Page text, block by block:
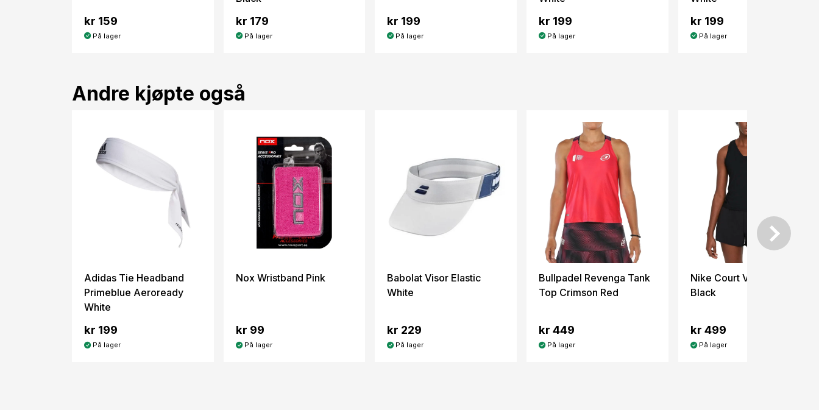
kr 159
På lager
kr 179
På lager
kr 199
På lager
kr 199
På lager
kr 199
På lager
Andre kjøpte også
Adidas Tie Headband
Primeblue Aeroready
White
kr 199
På lager
Nox Wristband Pink
kr 99
På lager
Babolat Visor Elastic
White
kr 229
På lager
Bullpadel Revenga Tank
Top Crimson Red
kr 449
På lager
Nike Court Victory Tank
Black
kr 499
På lager